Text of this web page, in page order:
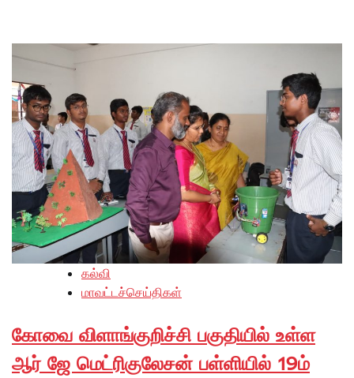
கல்வி
மாவட்டச்செய்திகள்
கோவை விளாங்குறிச்சி பகுதியில் உள்ள
ஆர் ஜே மெட்ரிகுலேசன் பள்ளியில் 19ம்